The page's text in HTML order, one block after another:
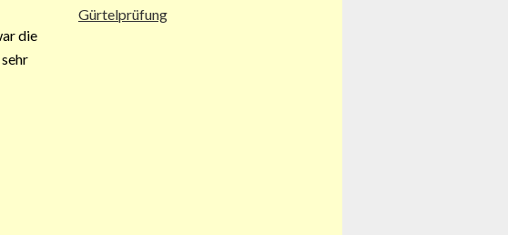
die
Gürtelprüfung